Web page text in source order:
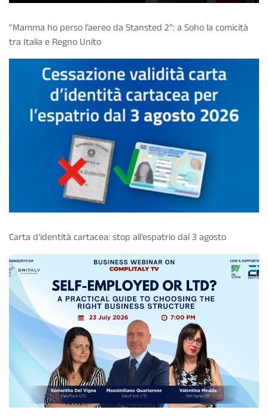
"Mamma ho perso l’aereo da Stansted 2”: a Soho la comicità
tra Italia e Regno Unito
Carta d’identità cartacea: stop all’espatrio dal 3 agosto